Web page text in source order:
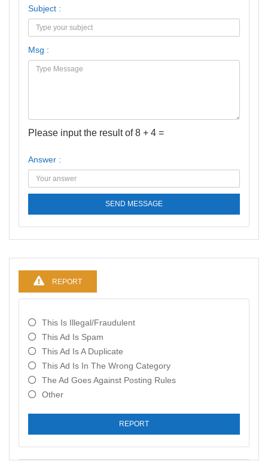
Subject :
Msg :
Please input the result of 8 + 4 =
Answer :
SEND MESSAGE
REPORT
This Is Illegal/fraudulent
This Ad Is Spam
This Ad Is A Duplicate
This Ad Is In The Wrong Category
The Ad Goes Against Posting Rules
Other
REPORT